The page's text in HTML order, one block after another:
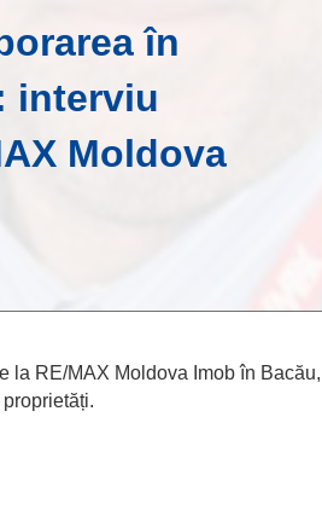
în
interviu
Moldova
la RE/MAX Moldova Imob în